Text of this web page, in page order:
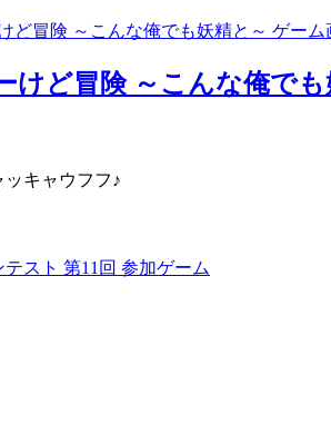
けど冒険 ～こんな俺でも
キャウフフ♪
スト 第11回 参加ゲーム